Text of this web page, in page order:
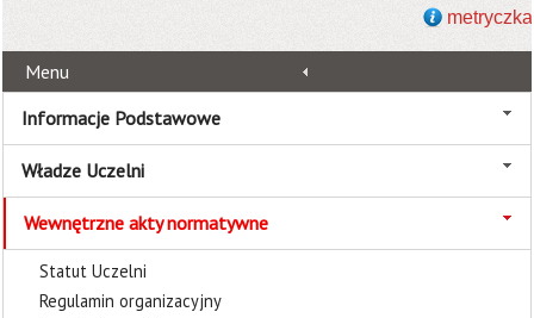
metryczka
Menu
Informacje Podstawowe
Władze Uczelni
Wewnętrzne akty normatywne
Statut Uczelni
Regulamin organizacyjny